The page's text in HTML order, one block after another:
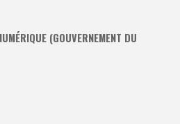
(GOUVERNEMENT DU